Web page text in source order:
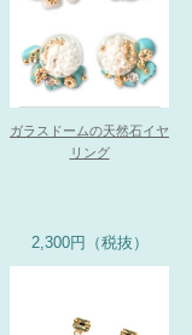
ガラスドームの天然石イヤ
リング
2,300円（税抜）